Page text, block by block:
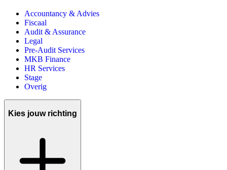
Accountancy & Advies
Fiscaal
Audit & Assurance
Legal
Pre-Audit Services
MKB Finance
HR Services
Stage
Overig
Kies jouw richting